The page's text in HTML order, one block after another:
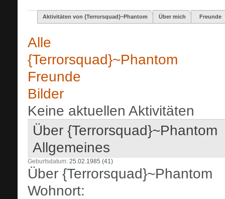
Aktivitäten von {Terrorsquad}~Phantom Über mich Freunde
Alle
{Terrorsquad}~Phantom
Freunde
Bilder
Keine aktuellen Aktivitäten
Über {Terrorsquad}~Phantom
Allgemeines
Geburtsdatum 25.02.1985 (41)
Über {Terrorsquad}~Phantom
Wohnort: